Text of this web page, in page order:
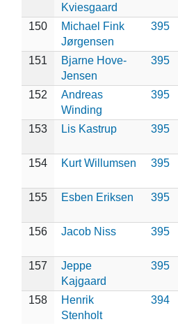
Kviesgaard
150
Michael Fink
Jørgensen
395
151
Bjarne Hove-
Jensen
395
152
Andreas
Winding
395
153 Lis Kastrup 395
154 Kurt Willumsen 395
155 Esben Eriksen 395
156 Jacob Niss 395
157
Jeppe
Kajgaard
395
158
Henrik
Stenholt
394